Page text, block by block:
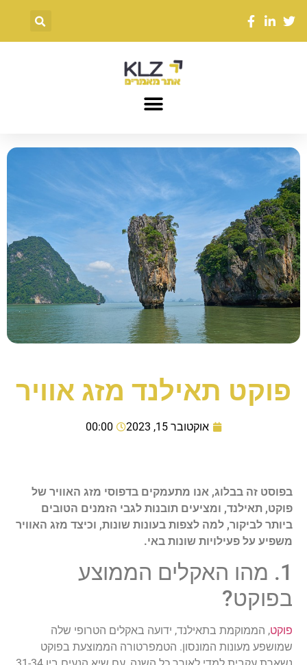
פוקט תאילנד מזג אוויר
אוקטובר 15, 2023 00:00
בפוסט זה בבלוג, אנו מתעמקים בדפוסי מזג האוויר של
פוקט, תאילנד, ומציעים תובנות לגבי הזמנים הטובים
ביותר לביקור, למה לצפות בעונות שונות, וכיצד מזג האוויר
משפיע על פעילויות שונות באי.
1. מהו האקלים הממוצע
בפוקט?
פוקט, הממוקמת בתאילנד, ידועה באקלים הטרופי שלה
שמושפע מעונות המונסון. הטמפרטורה הממוצעת בפוקט